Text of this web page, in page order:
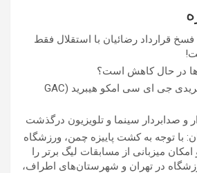
قرارداد رضائیان با استقلال فقط
در حال کاهش است؟
بررسی کراس‌اوور هیبریدی جی ای سی امکو هیبرید (GAC
و صدابردار سینما و تلویزیون درگذشت
با توجه به کشت پاییزه چمن، ورزشگاه
میزبانی از مسابقات لیگ برتر را
در تهران و شهرستان‌های اطراف،